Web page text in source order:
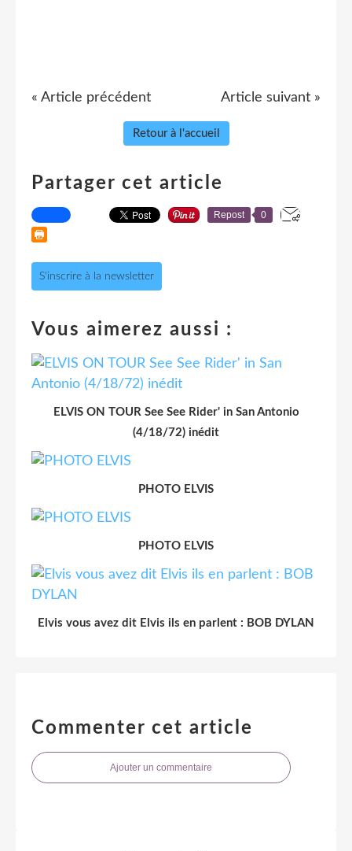
« Article précédent Article suivant »
Retour à l'accueil
Partager cet article
Repost 0
S'inscrire à la newsletter
Vous aimerez aussi :
ELVIS ON TOUR See See Rider' in San Antonio
(4/18/72) inédit
PHOTO ELVIS
PHOTO ELVIS
Elvis vous avez dit Elvis ils en parlent : BOB DYLAN
Commenter cet article
Ajouter un commentaire